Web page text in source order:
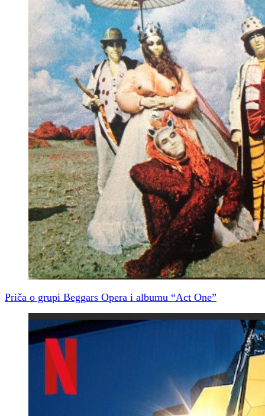
Priča o grupi Beggars Opera i albumu “Act One”